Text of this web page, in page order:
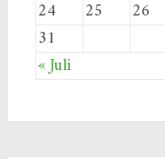
24
25 26
31
« Juli